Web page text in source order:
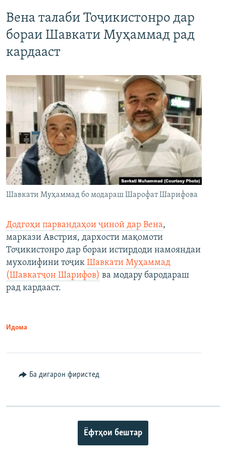
Вена талаби Тоҷикистонро дар
бораи Шавкати Муҳаммад рад
кардааст
Шавкати Муҳаммад бо модараш Шарофат Шарифова
Додгоҳи парвандаҳои ҷиноӣ дар Вена,
маркази Австрия, дархости мақомоти
Тоҷикистонро дар бораи истирдоди намояндаи
мухолифини тоҷик Шавкати Муҳаммад
(Шавкатҷон Шарифов) ва модару бародараш
рад кардааст.
Идома
Ба дигарон фиристед
Ёфтҳои бештар